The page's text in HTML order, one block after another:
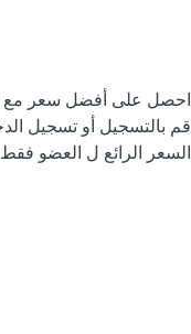
احصل على أفضل سعر مع MyBarceló
قم بالتسجيل أو تسجيل
السعر الرائع ل العضو